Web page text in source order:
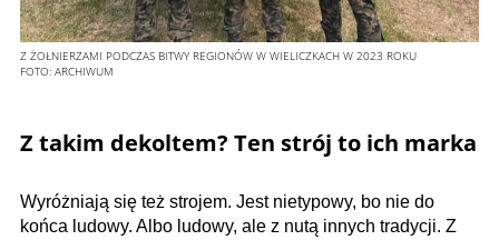
Z ŻOŁNIERZAMI PODCZAS BITWY REGIONÓW W WIELICZKACH W 2023 ROKU
FOTO: ARCHIWUM
Z takim dekoltem? Ten strój to ich marka
Wyróżniają się też strojem. Jest nietypowy, bo nie do
końca ludowy. Albo ludowy, ale z nutą innych tradycji. Z